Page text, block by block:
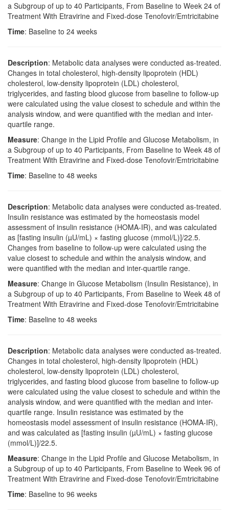
a Subgroup of up to 40 Participants, From Baseline to Week 24 of
Treatment With Etravirine and Fixed-dose Tenofovir/Emtricitabine
Time: Baseline to 24 weeks
Description: Metabolic data analyses were conducted as-treated.
Changes in total cholesterol, high-density lipoprotein (HDL)
cholesterol, low-density lipoprotein (LDL) cholesterol,
triglycerides, and fasting blood glucose from baseline to follow-up
were calculated using the value closest to schedule and within the
analysis window, and were quantified with the median and inter-
quartile range.
Measure: Change in the Lipid Profile and Glucose Metabolism, in
a Subgroup of up to 40 Participants, From Baseline to Week 48 of
Treatment With Etravirine and Fixed-dose Tenofovir/Emtricitabine
Time: Baseline to 48 weeks
Description: Metabolic data analyses were conducted as-treated.
Insulin resistance was estimated by the homeostasis model
assessment of insulin resistance (HOMA-IR), and was calculated
as [fasting insulin (µU/mL) × fasting glucose (mmol/L)]/22.5.
Changes from baseline to follow-up were calculated using the
value closest to schedule and within the analysis window, and
were quantified with the median and inter-quartile range.
Measure: Change in Glucose Metabolism (Insulin Resistance), in
a Subgroup of up to 40 Participants, From Baseline to Week 48 of
Treatment With Etravirine and Fixed-dose Tenofovir/Emtricitabine
Time: Baseline to 48 weeks
Description: Metabolic data analyses were conducted as-treated.
Changes in total cholesterol, high-density lipoprotein (HDL)
cholesterol, low-density lipoprotein (LDL) cholesterol,
triglycerides, and fasting blood glucose from baseline to follow-up
were calculated using the value closest to schedule and within the
analysis window, and were quantified with the median and inter-
quartile range. Insulin resistance was estimated by the
homeostasis model assessment of insulin resistance (HOMA-IR),
and was calculated as [fasting insulin (µU/mL) × fasting glucose
(mmol/L)]/22.5.
Measure: Change in the Lipid Profile and Glucose Metabolism, in
a Subgroup of up to 40 Participants, From Baseline to Week 96 of
Treatment With Etravirine and Fixed-dose Tenofovir/Emtricitabine
Time: Baseline to 96 weeks